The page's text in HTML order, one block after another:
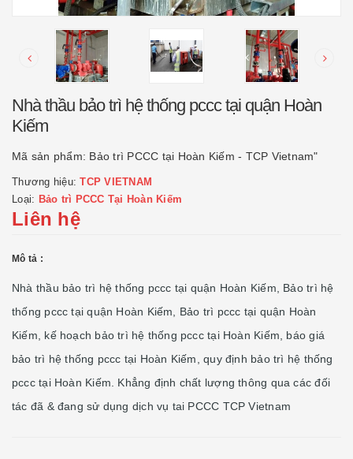
Nhà thầu bảo trì hệ thống pccc tại quận Hoàn
Kiếm
Mã sản phẩm: Bảo trì PCCC tại Hoàn Kiếm - TCP Vietnam"
Thương hiệu:TCP VIETNAM
Loại: Bảo trì PCCC Tại Hoàn Kiếm
Liên hệ
Mô tả :
Nhà thầu bảo trì hệ thống pccc tại quận Hoàn Kiếm, Bảo trì hệ
thống pccc tại quận Hoàn Kiếm, Bảo trì pccc tại quận Hoàn
Kiếm, kế hoạch bảo trì hệ thống pccc tại Hoàn Kiếm, báo giá
bảo trì hệ thống pccc tại Hoàn Kiếm, quy định bảo trì hệ thống
pccc tại Hoàn Kiếm. Khẳng định chất lượng thông qua các đối
tác đã & đang sử dụng dịch vụ tai PCCC TCP Vietnam